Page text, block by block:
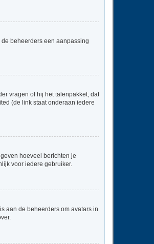
beheerders een aanpassing
vragen of hij het talenpakket, dat
(de link staat onderaan iedere
hoeveel berichten je
voor iedere gebruiker.
aan de beheerders om avatars in